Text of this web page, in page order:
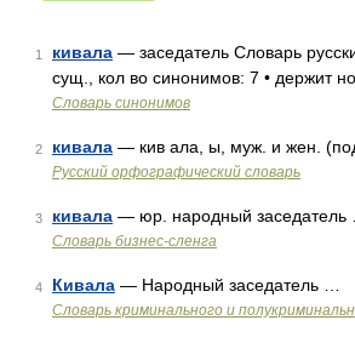
1 кивала — заседатель Словарь
сущ., кол во синонимов: 7 • держит
Словарь синонимов
2 кивала — кив ала, ы, муж. и жен.
Русский орфографический словарь
3 кивала — юр. народный заседатель
Словарь бизнес-сленга
4 Кивала — Народный заседатель …
Словарь криминального и